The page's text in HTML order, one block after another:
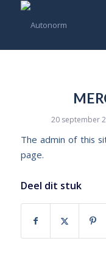
20 september
The admin of this
page.
Deel dit stuk